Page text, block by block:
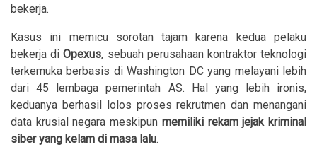
bekerja.
Kasus ini memicu sorotan tajam karena kedua pelaku
bekerja diOpexus, sebuah perusahaan kontraktor teknologi
terkemuka berbasis di Washington DC yang melayani lebih
dari 45 lembaga pemerintah AS. Hal yang lebih ironis,
keduanya berhasil lolos proses rekrutmen dan menangani
data krusial negara meskipun memiliki rekam jejak kriminal
siber yang kelam di masa lalu.